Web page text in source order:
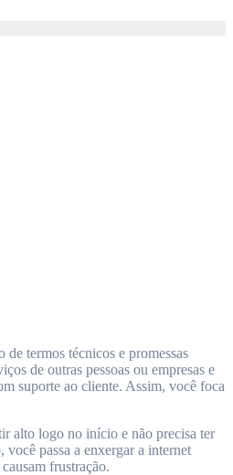
de outras pessoas ou empresas e
suporte ao cliente. Assim, você foca
alto logo no início e não precisa ter
você passa a enxergar a internet
frustração.